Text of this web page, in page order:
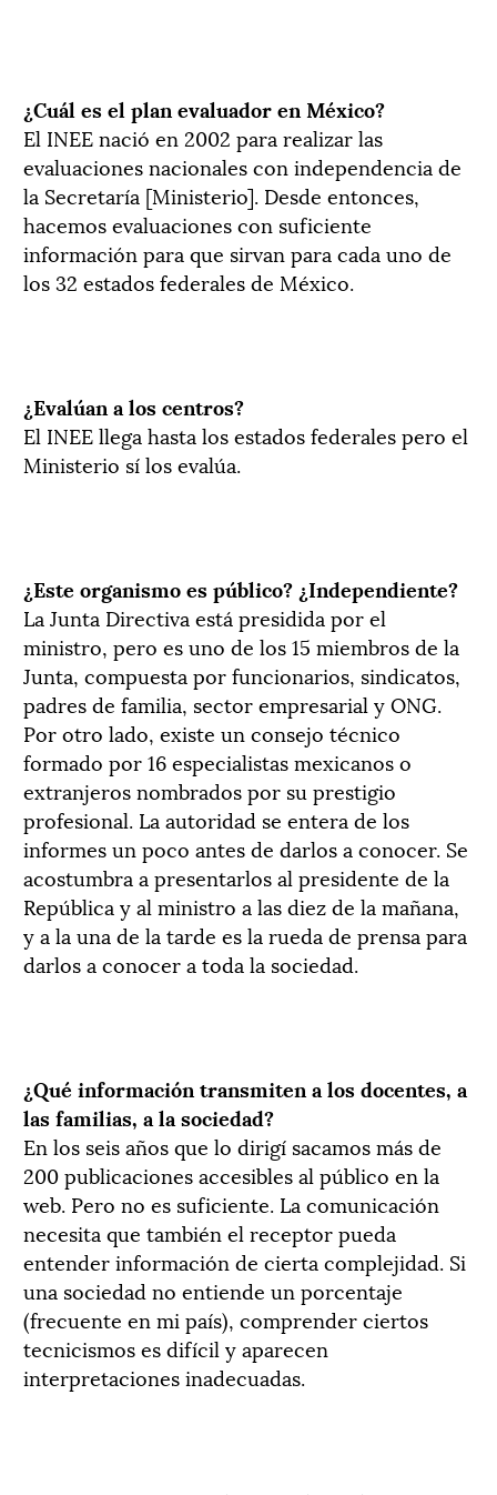
¿Cuál es el plan evaluador en México?
El INEE nació en 2002 para realizar las
evaluaciones nacionales con independencia de
la Secretaría [Ministerio]. Desde entonces,
hacemos evaluaciones con suficiente
información para que sirvan para cada uno de
los 32 estados federales de México.
¿Evalúan a los centros?
El INEE llega hasta los estados federales pero el
Ministerio sí los evalúa.
¿Este organismo es público? ¿Independiente?
La Junta Directiva está presidida por el
ministro, pero es uno de los 15 miembros de la
Junta, compuesta por funcionarios, sindicatos,
padres de familia, sector empresarial y ONG.
Por otro lado, existe un consejo técnico
formado por 16 especialistas mexicanos o
extranjeros nombrados por su prestigio
profesional. La autoridad se entera de los
informes un poco antes de darlos a conocer. Se
acostumbra a presentarlos al presidente de la
República y al ministro a las diez de la mañana,
y a la una de la tarde es la rueda de prensa para
darlos a conocer a toda la sociedad.
¿Qué información transmiten a los docentes, a
las familias, a la sociedad?
En los seis años que lo dirigí sacamos más de
200 publicaciones accesibles al público en la
web. Pero no es suficiente. La comunicación
necesita que también el receptor pueda
entender información de cierta complejidad. Si
una sociedad no entiende un porcentaje
(frecuente en mi país), comprender ciertos
tecnicismos es difícil y aparecen
interpretaciones inadecuadas.